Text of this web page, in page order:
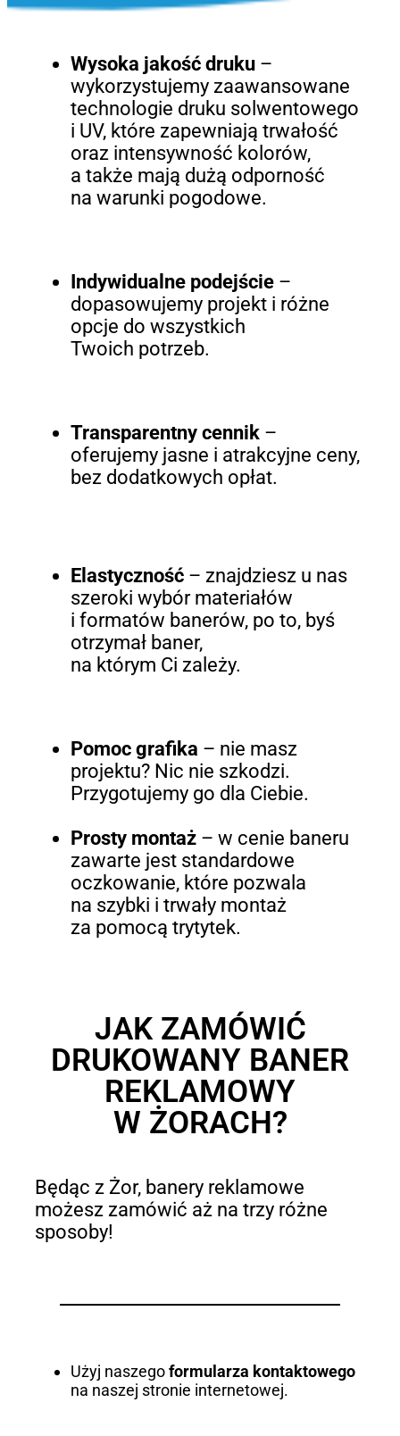
Wysoka jakość druku–
wykorzystujemy zaawansowane
technologie druku solwentowego
i UV, które zapewniają trwałość
oraz intensywność kolorów,
a także mają dużą odporność
na warunki pogodowe.
Indywidualne podejście–
dopasowujemy projekt i różne
opcje do wszystkich
Twoich potrzeb.
Transparentny cennik–
oferujemy jasne i atrakcyjne ceny,
bez dodatkowych opłat.
Elastyczność– znajdziesz u nas
szeroki wybór materiałów
i formatów banerów, po to, byś
otrzymał baner,
na którym Ci zależy.
Pomoc grafika – nie masz
projektu? Nic nie szkodzi.
Przygotujemy go dla Ciebie.
Prosty montaż – w cenie baneru
zawarte jest standardowe
oczkowanie, które pozwala
na szybki i trwały montaż
za pomocą trytytek.
JAK ZAMÓWIĆ
DRUKOWANY BANER
REKLAMOWY
W ŻORACH?
Będąc z Żor, banery reklamowe
możesz zamówić aż na trzy różne
sposoby!
Użyj naszegoformularza kontaktowego
na naszej stronie internetowej.